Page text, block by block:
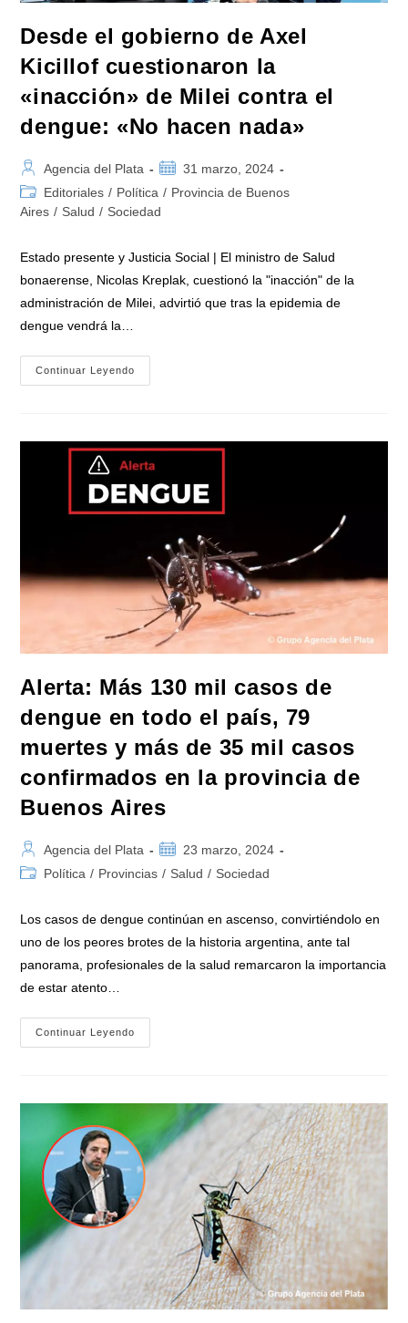
Desde el gobierno de Axel
Kicillof cuestionaron la
«inacción» de Milei contra el
dengue: «No hacen nada»
Autor
de
la
Agencia del Plata
Publicación
de
la
31 marzo, 2024
Categoría
de
Editoriales / Política / Provincia de Buenos
Aires / Salud / Sociedad
Estado presente y Justicia Social | El ministro de Salud
bonaerense, Nicolas Kreplak, cuestionó la "inacción" de la
administración de Milei, advirtió que tras la epidemia de
dengue vendrá la…
Continuar Leyendo
El
Cuestionaron
La
«inacción»
De
Milei
Contra
Dengue:
Hacen
Nada»
Alerta: Más 130 mil casos de
dengue en todo el país, 79
muertes y más de 35 mil casos
confirmados en la provincia de
Buenos Aires
Autor
de
Agencia del Plata
Publicación
de
23 marzo, 2024
Categoría
la
Política / Provincias / Salud / Sociedad
Los casos de dengue continúan en ascenso, convirtiéndolo en
uno de los peores brotes de la historia argentina, ante tal
panorama, profesionales de la salud remarcaron la importancia
de estar atento…
Continuar Leyendo
Más
Dengue
Todo
El
País,
79
Muertes
Y
Más
Casos
Confirmados
En
La
Provincia